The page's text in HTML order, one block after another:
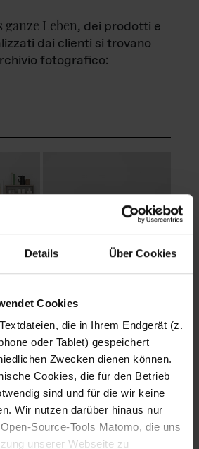
Details Über Cookies
Cookies
die in Ihrem Endgerät (z.
oder Tablet) gespeichert
Zwecken dienen können.
Cookies, die für den Betrieb
sind und für die wir keine
Wir nutzen darüber hinaus nur
Source-Tools Matomo, die uns
unserer Webseite zu
ganze Leben, dei prodotti e
dai clienti si trovano
fotografico:
Fotografo: Lorenz
Sternbach
Download